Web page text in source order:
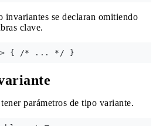
invariantes se declaran omitiendo
clave.
parámetros de tipo variante.